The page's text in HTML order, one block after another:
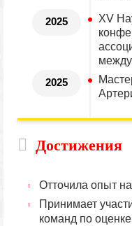
2025
XV
2025
Достижения
Отточила опыт
Принимает
команд по